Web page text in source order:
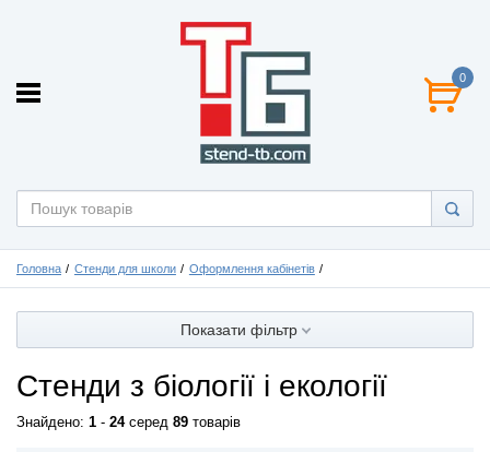
0
Головна Стенди для школи Оформлення кабінетів
Показати фільтр
Стенди з біології і екології
Знайдено: 1 - 24серед 89 товарів